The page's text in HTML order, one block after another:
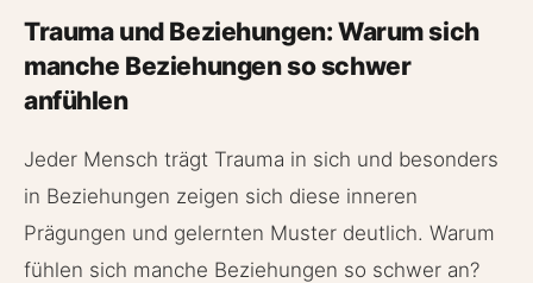
Trauma und Beziehungen: Warum sich
manche Beziehungen so schwer
anfühlen
Jeder Mensch trägt Trauma in sich und besonders
in Beziehungen zeigen sich diese inneren
Prägungen und gelernten Muster deutlich. Warum
fühlen sich manche Beziehungen so schwer an?